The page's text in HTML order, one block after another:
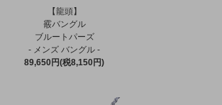
【龍頭】
霰バングル
ブルートパーズ
- メンズ バングル -
89,650円(税8,150円)